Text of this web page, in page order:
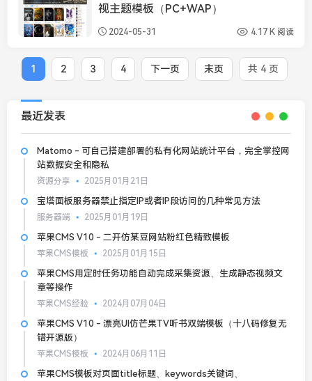
视主题模板（PC+WAP）
2024-05-31 4.17 K 阅读
1 2 3 4 下一页 末页 共 4 页
最近发表
Matomo - 可自己搭建部署的私有化网站统计平台，完全掌控网
站数据安全和隐私
资源分享 2025月01月21日
宝塔面板服务器禁止指定IP或者IP段访问的几种常见方法
服务器端 2025月01月19日
苹果CMS V10 - 二开仿某豆网站粉红色精致模板
苹果CMS模板 2025月01月15日
苹果CMS用定时任务功能自动完成采集资源、生成静态视频文
章等操作
苹果CMS经验 2024月07月04日
苹果CMS V10 - 漂亮UI仿芒果TV听书双端模板（十八码修复无
错开源版）
苹果CMS模板 2024月06月11日
苹果CMS模板对页面title标题、keywords关键词、